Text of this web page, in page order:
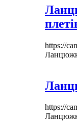
https://
https://